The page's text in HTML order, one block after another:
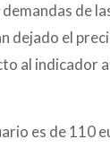
de
dejado el
al indicador
es de 110